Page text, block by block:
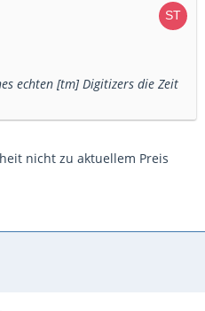
echten [tm] Digitizers die Zeit
nicht zu aktuellem Preis